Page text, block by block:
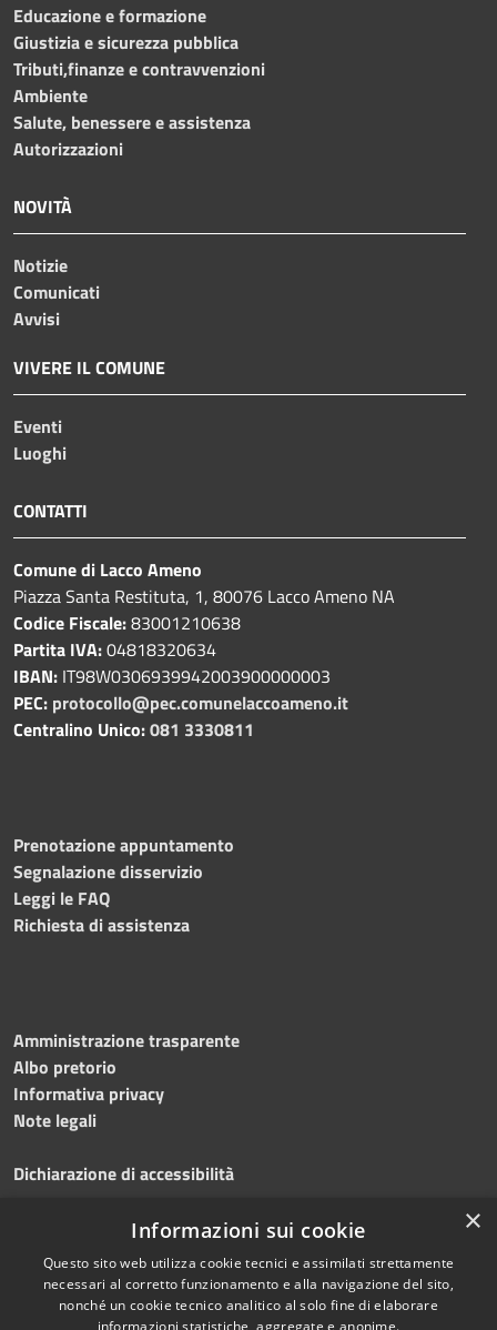
Educazione e formazione
Giustizia e sicurezza pubblica
Tributi,finanze e contravvenzioni
Ambiente
Salute, benessere e assistenza
Autorizzazioni
NOVITÀ
Notizie
Comunicati
Avvisi
VIVERE IL COMUNE
Eventi
Luoghi
CONTATTI
Comune di Lacco Ameno
Piazza Santa Restituta, 1, 80076 Lacco Ameno NA
Codice Fiscale:83001210638
Partita IVA:04818320634
IBAN: IT98W0306939942003900000003
PEC: protocollo@pec.comunelaccoameno.it
Centralino Unico:081 3330811
Prenotazione appuntamento
Segnalazione disservizio
Leggi le FAQ
Richiesta di assistenza
Amministrazione trasparente
Albo pretorio
Informativa privacy
Note legali
Dichiarazione di accessibilità
Obiettivi accessibilità 2026
×
Informazioni sui cookie
Questo sito web utilizza cookie tecnici e assimilati strettamente
necessari al corretto funzionamento e alla navigazione del sito,
nonché un cookie tecnico analitico al solo fine di elaborare
informazioni statistiche, aggregate e anonime.